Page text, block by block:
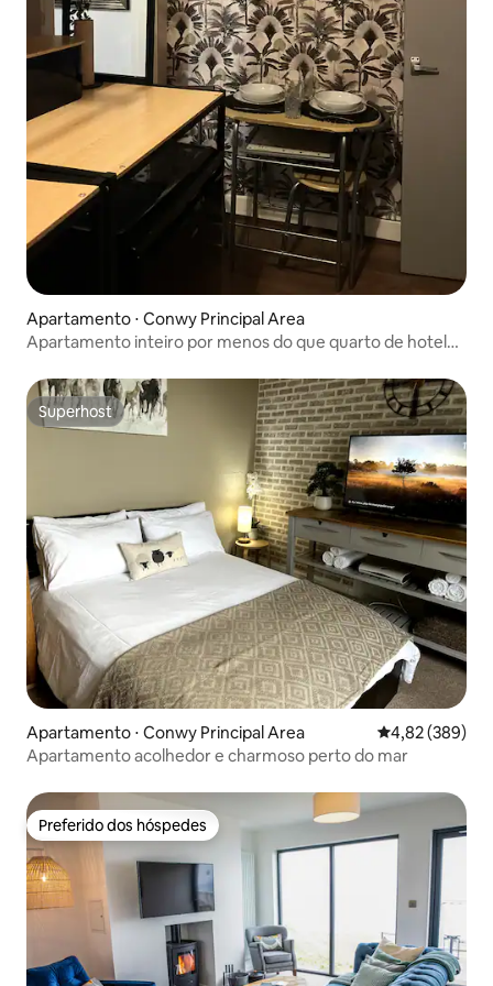
Apartamento ⋅ Conwy Principal Area
Apartamento inteiro por menos do que quarto de hotel
Superhost
Superhost
Apartamento ⋅ Conwy Principal Area 4,82 de uma
4,82 (389)
Apartamento acolhedor e charmoso perto do mar
Preferido dos hóspedes
Preferido dos hóspedes